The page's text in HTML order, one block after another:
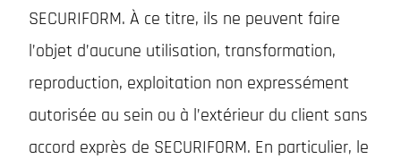
SECURIFORM. À ce titre, ils ne peuvent faire
l’objet d’aucune utilisation, transformation,
reproduction, exploitation non expressément
autorisée au sein ou à l’extérieur du client sans
accord exprès de SECURIFORM. En particulier, le